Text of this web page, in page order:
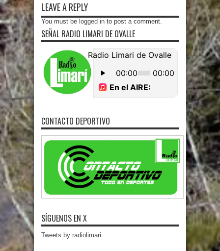
LEAVE A REPLY
You must be logged in to post a comment.
SEÑAL RADIO LIMARI DE OVALLE
CONTACTO DEPORTIVO
SÍGUENOS EN X
Tweets by radiolimari